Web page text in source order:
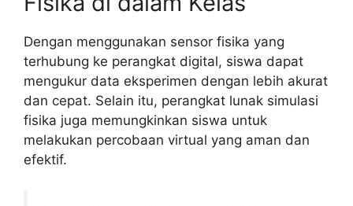
Dengan menggunakan sensor fisika yang
terhubung ke perangkat digital, siswa dapat
mengukur data eksperimen dengan lebih akurat
dan cepat. Selain itu, perangkat lunak simulasi
fisika juga memungkinkan siswa untuk
melakukan percobaan virtual yang aman dan
efektif.